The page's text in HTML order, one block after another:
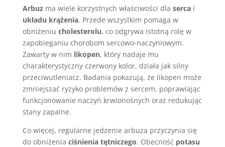
Arbuzma wiele korzystnych właściwości dla sercai
układu krążenia. Przede wszystkim pomaga w
obniżeniu cholesterolu, co odgrywa istotną rolę w
zapobieganiu chorobom sercowo-naczyniowym.
Zawarty w nim likopen, który nadaje mu
charakterystyczny czerwony kolor, działa jak silny
przeciwutleniacz. Badania pokazują, że likopen może
zmniejszać ryzyko problemów z sercem, poprawiając
funkcjonowanie naczyń krwionośnych oraz redukując
stany zapalne.
Co więcej, regularne jedzenie arbuza przyczynia się
do obniżenia ciśnienia tętniczego. Obecność potasu